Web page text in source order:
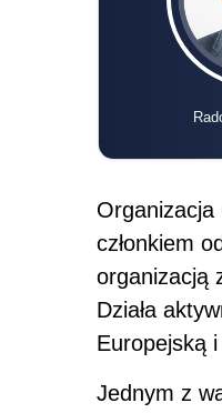
Organizacja
członkiem
organizacją
Działa
Europejską
Jednym z